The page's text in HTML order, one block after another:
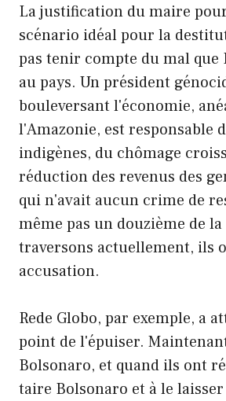
La justification du maire
scénario idéal pour la
pas tenir compte du mal que
au pays. Un président
bouleversant l'économie,
l'Amazonie, est responsable
indigènes, du chômage
réduction des revenus des
qui n'avait aucun crime de
même pas un douzième de
traversons actuellement, ils
accusation.
Rede Globo, par exemple, a
point de l'épuiser.
Bolsonaro, et quand ils ont
taire Bolsonaro et à le